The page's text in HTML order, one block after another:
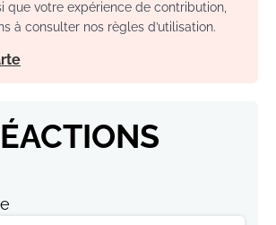
que votre expérience de contribution,
à consulter nos règles d’utilisation.